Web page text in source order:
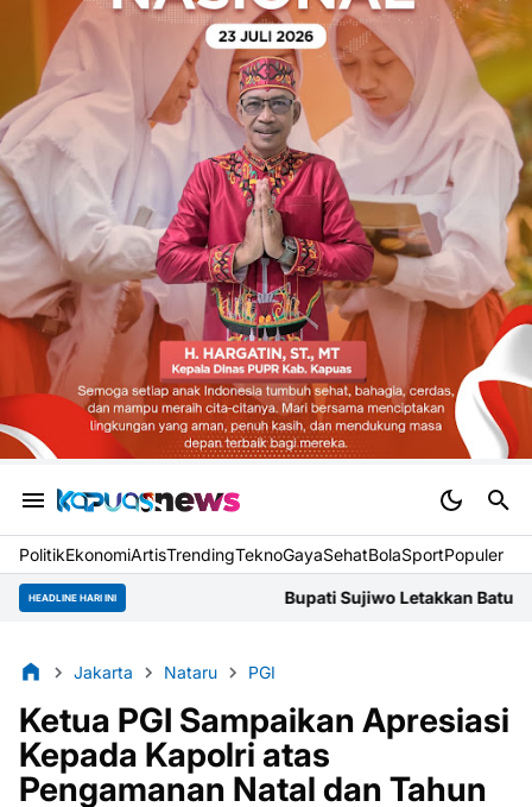
PolitikEkonomiArtisTrendingTeknoGayaSehatBolaSportPopuler
HEADLINE HARI INI Bupati Sujiwo Letakkan Batu Pertama
Jakarta Nataru PGI
Ketua PGI Sampaikan Apresiasi
Kepada Kapolri atas
Pengamanan Natal dan Tahun